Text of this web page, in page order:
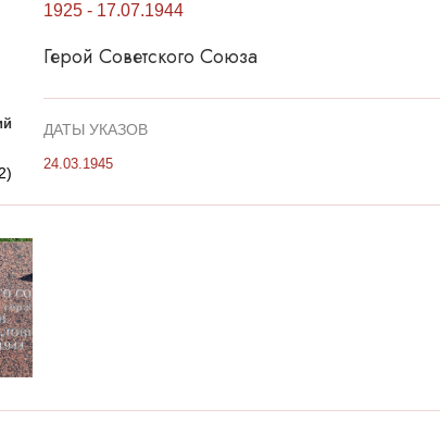
1925 - 17.07.1944
Герой Советского Союза
ДАТЫ УКАЗОВ
24.03.1945